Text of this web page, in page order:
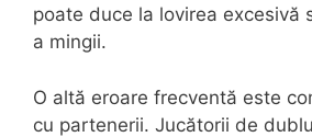
poate duce la lovirea excesivă
a mingii.
O altă eroare frecventă este
cu partenerii. Jucătorii de